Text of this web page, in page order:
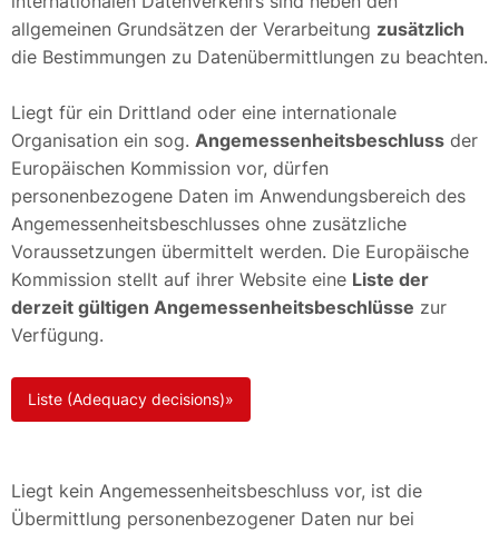
allgemeinen Grundsätzen der Verarbeitung zusätzlich
die Bestimmungen zu Datenübermittlungen zu beachten.
Liegt für ein Drittland oder eine internationale
Organisation ein sog. Angemessenheitsbeschluss der
Europäischen Kommission vor, dürfen
personenbezogene Daten im Anwendungsbereich des
Angemessenheitsbeschlusses ohne zusätzliche
Voraussetzungen übermittelt werden. Die Europäische
Kommission stellt auf ihrer Website eine Liste der
derzeit gültigen Angemessenheitsbeschlüsse zur
Verfügung.
Liste (Adequacy decisions)»
Liegt kein Angemessenheitsbeschluss vor, ist die
Übermittlung personenbezogener Daten nur bei